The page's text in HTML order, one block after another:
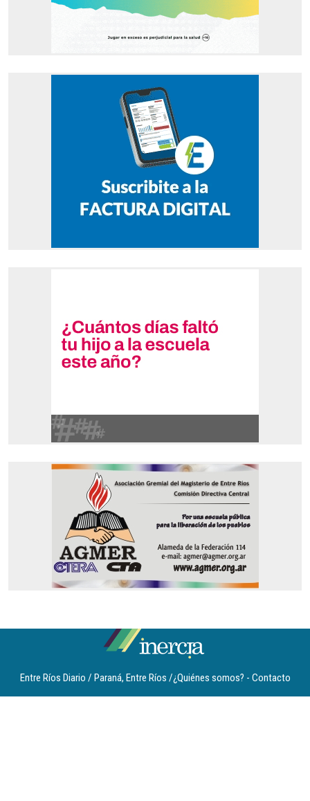
Entre Ríos Diario / Paraná, Entre Ríos /¿Quiénes somos? - Contacto